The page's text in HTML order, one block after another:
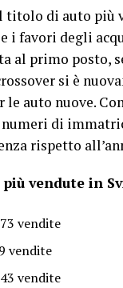
di auto più
i favori degli
al primo posto,
si è
auto nuove.
di
rispetto
vendute in
vendite
vendite
vendite